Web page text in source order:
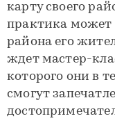
карту своего
практика может
района его
ждет мастер-
которого они в
смогут